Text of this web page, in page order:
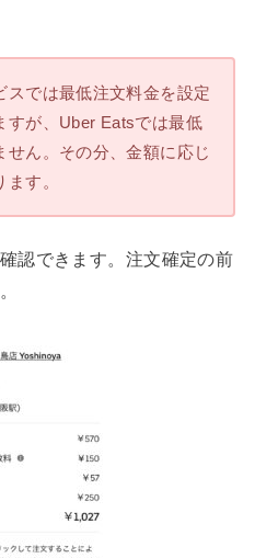
スでは最低注文料金を設定
すが、Uber Eatsでは最低
せん。その分、金額に応じ
す。
認できます。注文確定の前